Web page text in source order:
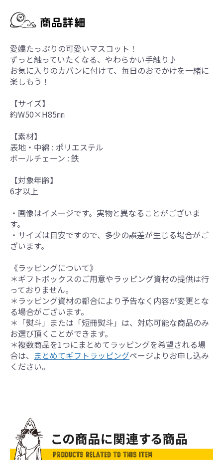
愛嬌たっぷりの可愛いマスコット！
ずっと触っていたくなる、やわらかい手触り♪
お気に入りのカバンに付けて、毎日のおでかけを一緒に
楽しもう！
【サイズ】
約W50×H85㎜
【素材】
表地・中綿 : ポリエステル
ボールチェーン : 鉄
【対象年齢】
6才以上
・画像はイメージです。実物と異なることがございま
す。
・サイズは目安ですので、多少の誤差が生じる場合がご
ざいます。
《ラッピングについて》
＊ギフトボックスのご用意やラッピング資材の提供は行
っておりません。
＊ラッピング資材の都合により予告なく内容が変更とな
る場合がございます。
＊「熨斗」または「短冊熨斗」は、対応可能な商品のみ
お選び頂くことができます。
＊複数商品を1つにまとめてラッピングを希望される場
合は、 まとめてギフトラッピングページよりお申し込み
ください。